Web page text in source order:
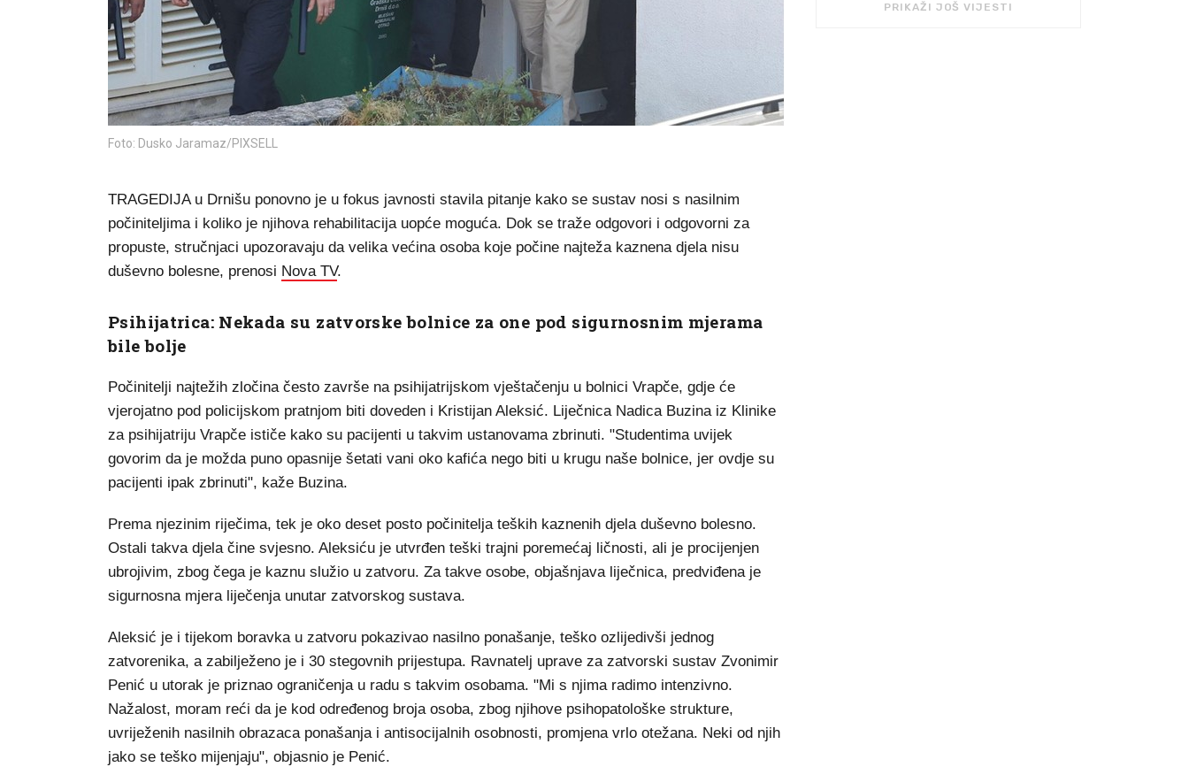
Foto: Dusko Jaramaz/PIXSELL
TRAGEDIJA u Drnišu ponovno je u fokus javnosti stavila pitanje kako se sustav nosi s nasilnim
počiniteljima i koliko je njihova rehabilitacija uopće moguća. Dok se traže odgovori i odgovorni za
propuste, stručnjaci upozoravaju da velika većina osoba koje počine najteža kaznena djela nisu
duševno bolesne, prenosi Nova TV.
Psihijatrica: Nekada su zatvorske bolnice za one pod sigurnosnim mjerama
bile bolje
Počinitelji najtežih zločina često završe na psihijatrijskom vještačenju u bolnici Vrapče, gdje će
vjerojatno pod policijskom pratnjom biti doveden i Kristijan Aleksić. Liječnica Nadica Buzina iz Klinike
za psihijatriju Vrapče ističe kako su pacijenti u takvim ustanovama zbrinuti. "Studentima uvijek
govorim da je možda puno opasnije šetati vani oko kafića nego biti u krugu naše bolnice, jer ovdje su
pacijenti ipak zbrinuti", kaže Buzina.
Prema njezinim riječima, tek je oko deset posto počinitelja teških kaznenih djela duševno bolesno.
Ostali takva djela čine svjesno. Aleksiću je utvrđen teški trajni poremećaj ličnosti, ali je procijenjen
ubrojivim, zbog čega je kaznu služio u zatvoru. Za takve osobe, objašnjava liječnica, predviđena je
sigurnosna mjera liječenja unutar zatvorskog sustava.
Aleksić je i tijekom boravka u zatvoru pokazivao nasilno ponašanje, teško ozlijedivši jednog
zatvorenika, a zabilježeno je i 30 stegovnih prijestupa. Ravnatelj uprave za zatvorski sustav Zvonimir
Penić u utorak je priznao ograničenja u radu s takvim osobama. "Mi s njima radimo intenzivno.
Nažalost, moram reći da je kod određenog broja osoba, zbog njihove psihopatološke strukture,
uvriježenih nasilnih obrazaca ponašanja i antisocijalnih osobnosti, promjena vrlo otežana. Neki od njih
jako se teško mijenjaju", objasnio je Penić.
PRIKAŽI JOŠ VIJESTI